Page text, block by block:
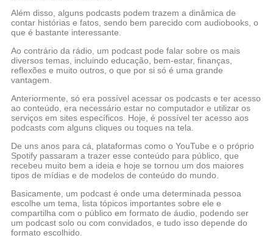
Além disso, alguns podcasts podem trazem a dinâmica de
contar histórias e fatos, sendo bem parecido com audiobooks, o
que é bastante interessante.
Ao contrário da rádio, um podcast pode falar sobre os mais
diversos temas, incluindo educação, bem-estar, finanças,
reflexões e muito outros, o que por si só é uma grande
vantagem.
Anteriormente, só era possível acessar os podcasts e ter acesso
ao conteúdo, era necessário estar no computador e utilizar os
serviços em sites específicos. Hoje, é possível ter acesso aos
podcasts com alguns cliques ou toques na tela.
De uns anos para cá, plataformas como o YouTube e o próprio
Spotify passaram a trazer esse conteúdo para público, que
recebeu muito bem a ideia e hoje se tornou um dos maiores
tipos de mídias e de modelos de conteúdo do mundo.
Basicamente, um podcast é onde uma determinada pessoa
escolhe um tema, lista tópicos importantes sobre ele e
compartilha com o público em formato de áudio, podendo ser
um podcast solo ou com convidados, e tudo isso depende do
formato escolhido.